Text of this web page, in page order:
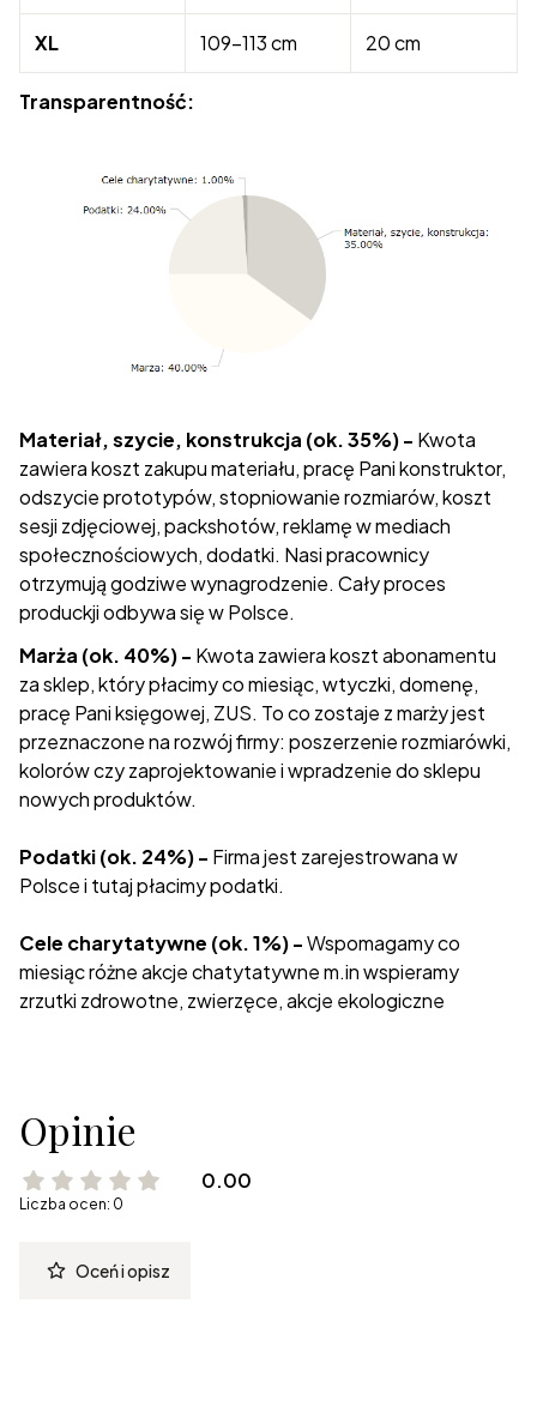
XL 109-113 cm 20 cm
Transparentność:
Materiał, szycie, konstrukcja (ok. 35%) - Kwota
zawiera koszt zakupu materiału, pracę Pani konstruktor,
odszycie prototypów, stopniowanie rozmiarów, koszt
sesji zdjęciowej, packshotów, reklamę w mediach
społecznościowych, dodatki. Nasi pracownicy
otrzymują godziwe wynagrodzenie. Cały proces
produckji odbywa się w Polsce.
Marża (ok. 40%) - Kwota zawiera koszt abonamentu
za sklep, który płacimy co miesiąc, wtyczki, domenę,
pracę Pani księgowej, ZUS. To co zostaje z marży jest
przeznaczone na rozwój firmy: poszerzenie rozmiarówki,
kolorów czy zaprojektowanie i wpradzenie do sklepu
nowych produktów.
Podatki (ok. 24%) - Firma jest zarejestrowana w
Polsce i tutaj płacimy podatki.
Cele charytatywne (ok. 1%) -Wspomagamy co
miesiąc różne akcje chatytatywne m.in wspieramy
zrzutki zdrowotne, zwierzęce, akcje ekologiczne
Opinie
0.00
Liczba ocen: 0
Oceń i opisz